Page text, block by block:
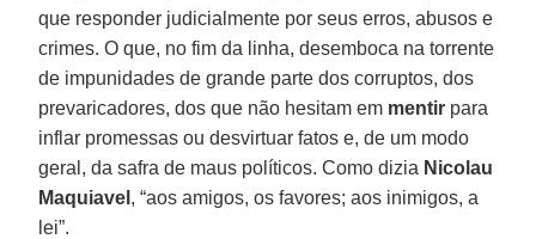
que responder judicialmente por seus erros, abusos e
crimes. O que, no fim da linha, desemboca na torrente
de impunidades de grande parte dos corruptos, dos
prevaricadores, dos que não hesitam em mentir para
inflar promessas ou desvirtuar fatos e, de um modo
geral, da safra de maus políticos. Como dizia Nicolau
Maquiavel , “aos amigos, os favores; aos inimigos, a
lei”.